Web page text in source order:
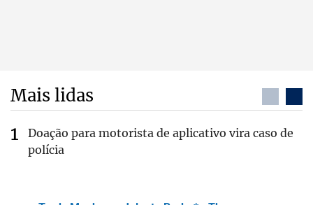
Mais lidas
Doação para motorista de aplicativo vira caso de
polícia